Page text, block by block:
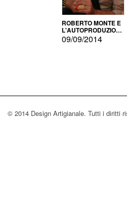
ROBERTO MONTE E
L'AUTOPRODUZIONE
CON IL CENSIMENTO
09/09/2014
© 2014 Design Artigianale. Tutti i diritti